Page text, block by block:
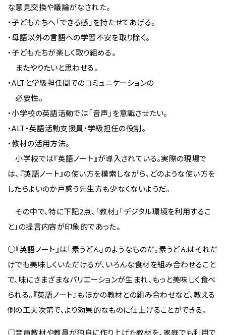
な意見交換や議論がなされた。
・子どもたちへ「できる感」を持たせてあげる。
・母語以外の言語への学習不安を取り除く。
・子どもたちが楽しく取り組める。
またやりたいと思わせる。
・ALTと学級担任間でのコミュニケーションの
必要性。
・小学校の英語活動では「音声」を意識させたい。
・ALT・英語活動支援員・学級担任の役割。
・教材の活用方法。
小学校では『英語ノート』が導入されている。実際の現場で
は、『英語ノート』の使い方を模索しながら、どのような使い方を
したらよいのか戸惑う先生方も少なくないようだ。
その中で、特に下記2点、「教材」「デジタル環境を利用するこ
と」の提言内容が印象的であった。
○『英語ノート』は「素うどん」のようなものだ。素うどんはそれだ
けでも美味しくいただけるが、いろんな食材を組み合わせること
で、味にさまざまなバリエーションが生まれ、もっと美味しく食べ
られる。『英語ノート』もほかの教材との組み合わせなど、教える
側の工夫次第で、より効果的なものに仕上げることができる。
○音声教材や教員が独自に作り上げた教材を、家庭でも利用で